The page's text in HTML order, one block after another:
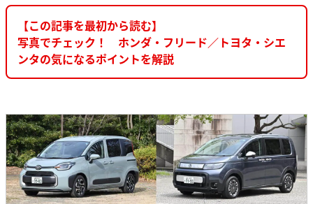
【この記事を最初から読む】
写真でチェック！ ホンダ・フリード／トヨタ・シエ
ンタの気になるポイントを解説